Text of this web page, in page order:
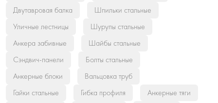
Двутавровая балка
Шпильки стальные
Уличные лестницы
Шурупы стальные
Анкера забивные
Шайбы стальные
Сэндвич-панели
Болты стальные
Анкерные блоки
Вальцовка труб
Гайки стальные
Гибка профиля
Анкерные тяги